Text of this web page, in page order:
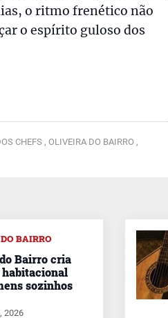
o ritmo frenético não
o espírito guloso dos
CHEFS , OLIVEIRA DO BAIRRO ,
BAIRRO
Bairro cria
sozinhos
2026